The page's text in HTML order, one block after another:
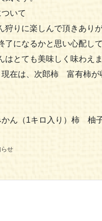
いて
りに楽しんで頂きあり
了になるかと思い心配し
とても美味しく味わえ
現在は、次郎柿 富有柿が
かん（1キロ入り）柿 柚
らせ